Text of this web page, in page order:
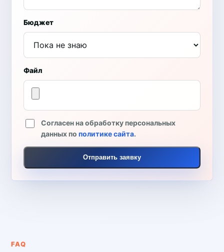
Бюджет
Файл
Согласен на обработку персональных
данных пополитике сайта.
Отправить заявку
FAQ